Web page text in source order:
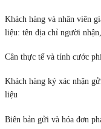
Khách hàng và nhân viên
liệu: tên địa chỉ người
Cân thực tế và tính cước
Khách hàng ký xác nhận
liệu
Biên bản gửi và hóa đơn